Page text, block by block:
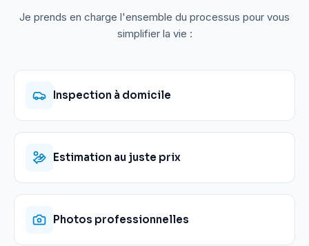
Je prends en charge l'ensemble du processus pour vous
simplifier la vie :
Inspection à domicile
Estimation au juste prix
Photos professionnelles